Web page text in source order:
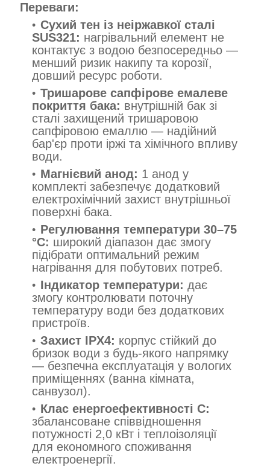
Переваги:
Сухий тен із неіржавкої сталі
SUS321: нагрівальний елемент не
контактує з водою безпосередньо —
менший ризик накипу та корозії,
довший ресурс роботи.
Тришарове сапфірове емалеве
покриття бака: внутрішній бак зі
сталі захищений тришаровою
сапфіровою емаллю — надійний
бар'єр проти іржі та хімічного впливу
води.
Магнієвий анод: 1 анод у
комплекті забезпечує додатковий
електрохімічний захист внутрішньої
поверхні бака.
Регулювання температури 30–75
°C: широкий діапазон дає змогу
підібрати оптимальний режим
нагрівання для побутових потреб.
Індикатор температури: дає
змогу контролювати поточну
температуру води без додаткових
пристроїв.
Захист IPX4: корпус стійкий до
бризок води з будь-якого напрямку
— безпечна експлуатація у вологих
приміщеннях (ванна кімната,
санвузол).
Клас енергоефективності C:
збалансоване співвідношення
потужності 2,0 кВт і теплоізоляції
для економного споживання
електроенергії.